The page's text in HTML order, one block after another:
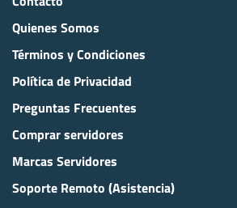
Quienes Somos
Términos y Condiciones
Política de Privacidad
Preguntas Frecuentes
Comprar servidores
Marcas Servidores
Soporte Remoto (Asistencia)